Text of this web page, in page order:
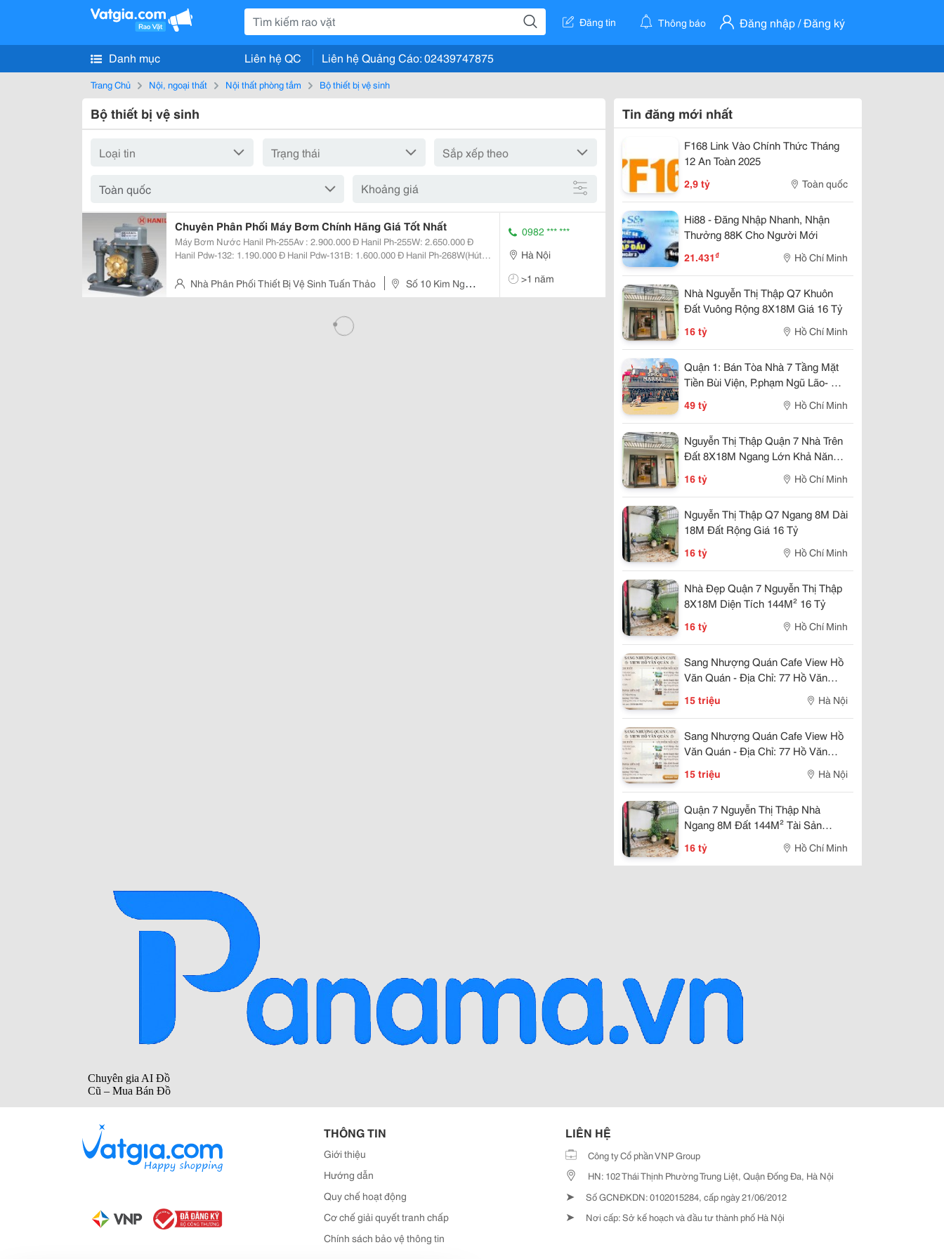
Đăng tin Thông báo Đăng nhập / Đăng ký
Danh mục Liên hệ QC Liên hệ Quảng Cáo: 02439747875
Trang Chủ Nội, ngoại thất Nội thất phòng tắm Bộ thiết bị vệ sinh
Bộ thiết bị vệ sinh
Khoảng giá
Chuyên Phân Phối Máy Bơm Chính Hãng Giá Tốt Nhất
Máy Bơm Nước Hanil Ph-255Av : 2.900.000 Đ Hanil Ph-255W: 2.650.000 Đ
Hanil Pdw-132: 1.190.000 Đ Hanil Pdw-131B: 1.600.000 Đ Hanil Ph-268W(Hút
Động):3.550.000 Đ Hanil Pa-1
Nhà Phân Phối Thiết Bị Vệ Sinh Tuấn Thảo
Số 10 Kim Ngưu-
Hbt-Hn
0982 *** ***
Hà Nội
>1 năm
Tin đăng mới nhất
F168 Link Vào Chính Thức Tháng
12 An Toàn 2025
2,9 tỷ Toàn quốc
Hi88 - Đăng Nhập Nhanh, Nhận
Thưởng 88K Cho Người Mới
21.431₫ Hồ Chí Minh
Nhà Nguyễn Thị Thập Q7 Khuôn
Đất Vuông Rộng 8X18M Giá 16 Tỷ
16 tỷ Hồ Chí Minh
Quận 1: Bán Tòa Nhà 7 Tầng Mặt
Tiền Bùi Viện, P.phạm Ngũ Lão- Dt
40M2- Sẵn Hdt Riêng Tầng Trệt
80Tr/Th- Chính Chủ Chào Giá Tốt
49 tỷ Hồ Chí Minh
Nguyễn Thị Thập Quận 7 Nhà Trên
Đất 8X18M Ngang Lớn Khả Năng
16 tỷ Hồ Chí Minh
Nguyễn Thị Thập Q7 Ngang 8M Dài
18M Đất Rộng Giá 16 Tỷ
16 tỷ Hồ Chí Minh
Nhà Đẹp Quận 7 Nguyễn Thị Thập
8X18M Diện Tích 144M² 16 Tỷ
16 tỷ Hồ Chí Minh
Sang Nhượng Quán Cafe View Hồ
Văn Quán - Địa Chỉ: 77 Hồ Văn
Quán, Hà Đông, Hà Nội Khu Vực
Kinh Doanh Sầm Uất
15 triệu Hà Nội
Sang Nhượng Quán Cafe View Hồ
Văn Quán - Địa Chỉ: 77 Hồ Văn
Quán, Hà Đông, Hà Nội Khu Vực
Kinh Doanh Sầm Uất
15 triệu Hà Nội
Quận 7 Nguyễn Thị Thập Nhà
Ngang 8M Đất 144M² Tài Sản
16 tỷ Hồ Chí Minh
THÔNG TIN
Giới thiệu
Hướng dẫn
Quy chế hoạt động
Cơ chế giải quyết tranh chấp
Chính sách bảo vệ thông tin
LIÊN HỆ
Công ty Cổ phần VNP Group
HN: 102 Thái Thịnh Phường Trung Liệt, Quận Đống Đa, Hà Nội
➤ Số GCNĐKDN: 0102015284, cấp ngày 21/06/2012
➤ Nơi cấp: Sở kế hoạch và đầu tư thành phố Hà Nội